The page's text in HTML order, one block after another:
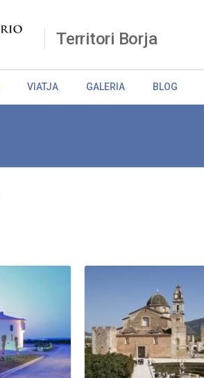
Territori Borja
VIATJA GALERIA BLOG